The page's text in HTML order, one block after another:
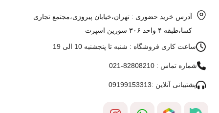
آدرس خرید حضوری : تهران،خیابان پیروزی،مجتمع تجاری
کسا،طبقه ۴ واحد ۳۰۶ سورین اسپرت
ساعت کاری فروشگاه : شنبه تا پنجشنبه 10 الی 19
شماره تماس : 82808210-021
پشتیبانی آنلاین :09199153313